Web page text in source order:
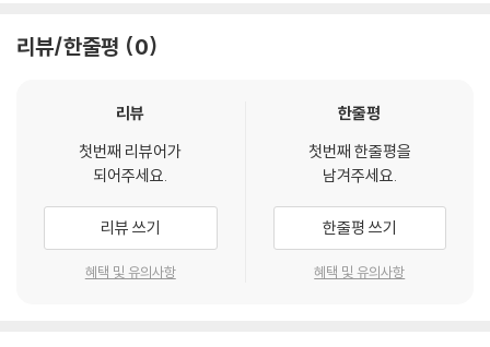
은 그것이 과도한 것이 될지라도 글쓰기를 통해 저 멀리, 어둠 저 깊은 곳까
지 못했다. 명확한 시공간이 특정되지 않는 배경, 이름 없는 인물들, 통속적
인 감정으로 해석되지 않는 순수한 대화의 연속으로 이루어진 소설은 단지
몰이해의 대상이었다. 그러나 뒤라스에게 이러한 글쓰기는 “불가피한
것”이었다. 그녀가 선택한 것이 아닌 글쓰기가 종용한 것, 그것을 향해 뒤
라스는 끊임없이 나아갔다.
리뷰/한줄평 0
리뷰
첫번째 리뷰어가
되어주세요.
리뷰 쓰기
혜택 및 유의사항
한줄평
첫번째 한줄평을
남겨주세요.
한줄평 쓰기
혜택 및 유의사항